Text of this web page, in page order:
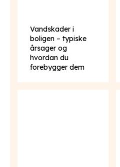
Vandskader i
boligen – typiske
årsager og
hvordan du
forebygger dem